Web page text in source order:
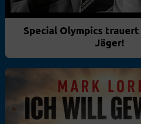
Special Olympics trauert
Jäger!